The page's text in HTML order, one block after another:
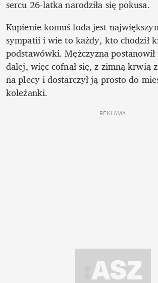
sercu 26-latka narodziła się pokusa.
Kupienie komuś loda jest
sympatii i wie to każdy, kto chodził
podstawówki. Mężczyzna
dalej, więc cofnął się, z zimną krwią
na plecy i dostarczył ją prosto do
koleżanki.
REKLAMA